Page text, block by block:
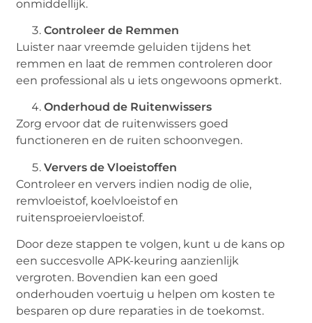
onmiddellijk.
Controleer de Remmen
Luister naar vreemde geluiden tijdens het
remmen en laat de remmen controleren door
een professional als u iets ongewoons opmerkt.
Onderhoud de Ruitenwissers
Zorg ervoor dat de ruitenwissers goed
functioneren en de ruiten schoonvegen.
Ververs de Vloeistoffen
Controleer en ververs indien nodig de olie,
remvloeistof, koelvloeistof en
ruitensproeiervloeistof.
Door deze stappen te volgen, kunt u de kans op
een succesvolle APK-keuring aanzienlijk
vergroten. Bovendien kan een goed
onderhouden voertuig u helpen om kosten te
besparen op dure reparaties in de toekomst.